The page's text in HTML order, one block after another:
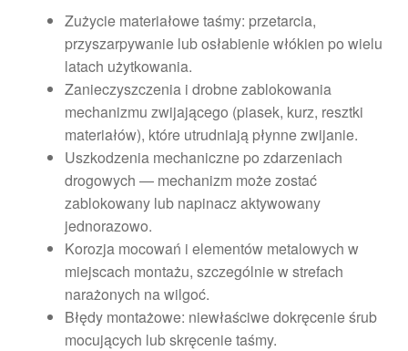
Zużycie materiałowe taśmy: przetarcia,
przyszarpywanie lub osłabienie włókien po wielu
latach użytkowania.
Zanieczyszczenia i drobne zablokowania
mechanizmu zwijającego (piasek, kurz, resztki
materiałów), które utrudniają płynne zwijanie.
Uszkodzenia mechaniczne po zdarzeniach
drogowych — mechanizm może zostać
zablokowany lub napinacz aktywowany
jednorazowo.
Korozja mocowań i elementów metalowych w
miejscach montażu, szczególnie w strefach
narażonych na wilgoć.
Błędy montażowe: niewłaściwe dokręcenie śrub
mocujących lub skręcenie taśmy.